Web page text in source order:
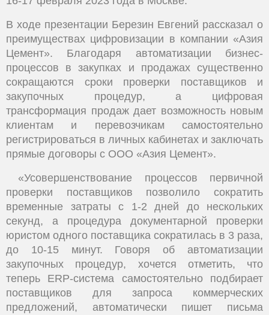
В ходе презентации Березин Евгений рассказал о
преимуществах цифровизации в компании «Азия
Цемент». Благодаря автоматизации бизнес-
процессов в закупках и продажах существенно
сокращаются сроки проверки поставщиков и
закупочных процедур, а цифровая
трансформация продаж дает возможность новым
клиентам и перевозчикам самостоятельно
регистрироваться в личных кабинетах и заключать
прямые договоры с ООО «Азия Цемент».
«Усовершенствование процессов первичной
проверки поставщиков позволило сократить
временные затраты с 1-2 дней до нескольких
секунд, а процедура документарной проверки
юристом одного поставщика сократилась в 3 раза,
до 10-15 минут. Говоря об автоматизации
закупочных процедур, хочется отметить, что
теперь ERP-система самостоятельно подбирает
поставщиков для запроса коммерческих
предложений, автоматически пишет письма